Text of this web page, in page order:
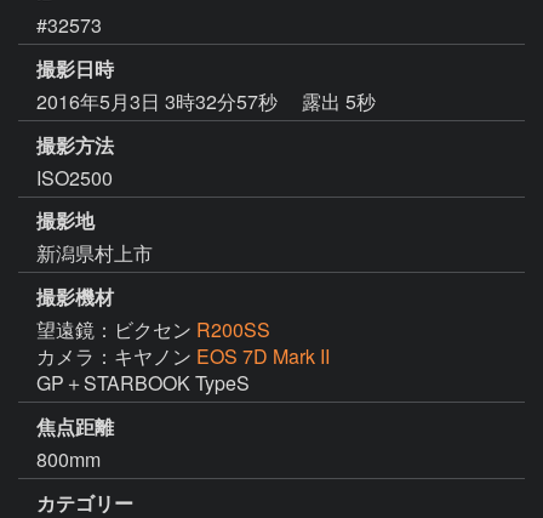
#32573
撮影日時
2016年5月3日 3時32分57秒
露出 5秒
撮影方法
ISO2500
撮影地
新潟県村上市
撮影機材
望遠鏡：ビクセン R200SS
カメラ：キヤノン EOS 7D Mark II
GP＋STARBOOK TypeS
焦点距離
800mm
カテゴリー